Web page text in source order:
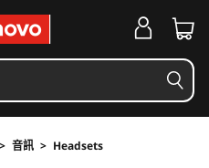
> 音訊 > Headsets